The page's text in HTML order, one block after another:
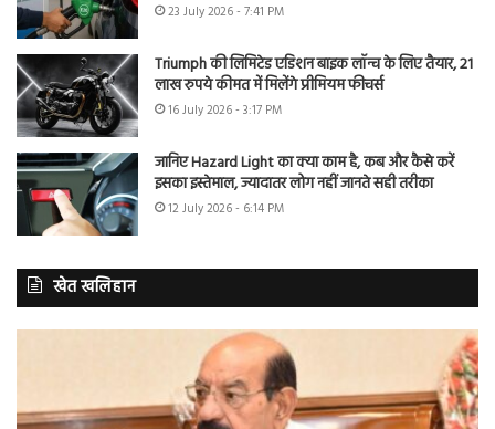
23 July 2026 - 7:41 PM
Triumph की लिमिटेड एडिशन बाइक लॉन्च के लिए तैयार, 21
लाख रुपये कीमत में मिलेंगे प्रीमियम फीचर्स
16 July 2026 - 3:17 PM
जानिए Hazard Light का क्या काम है, कब और कैसे करें
इसका इस्तेमाल, ज्यादातर लोग नहीं जानते सही तरीका
12 July 2026 - 6:14 PM
खेत खलिहान